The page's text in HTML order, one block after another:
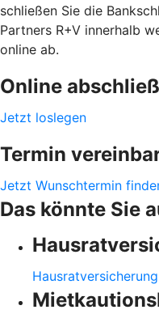
schließen Sie die
Partners R+V innerhalb
online ab.
Online
Jetzt loslegen
Termin
Jetzt Wunschtermin
Das könnte Sie
Hausratversicherung